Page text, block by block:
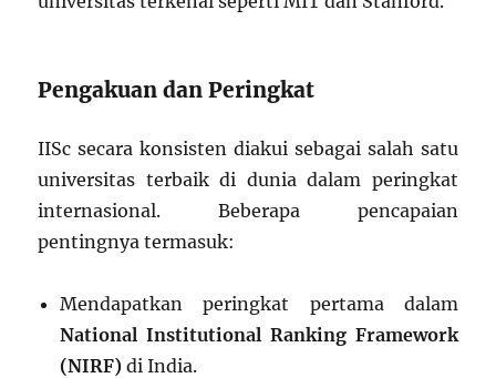
Pengakuan dan Peringkat
IISc secara konsisten diakui sebagai salah satu
universitas terbaik di dunia dalam peringkat
internasional. Beberapa pencapaian
pentingnya termasuk:
Mendapatkan peringkat pertama dalam
National Institutional Ranking Framework
(NIRF) di India.